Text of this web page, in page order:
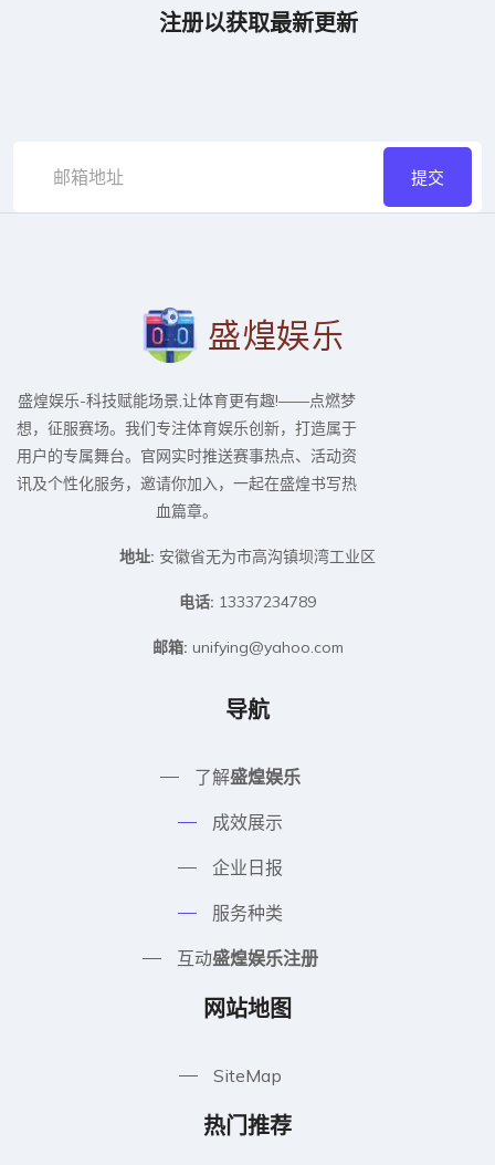
注册以获取最新更新
提交
盛煌娱乐-科技赋能场景,让体育更有趣!——点燃梦
想，征服赛场。我们专注体育娱乐创新，打造属于
用户的专属舞台。官网实时推送赛事热点、活动资
讯及个性化服务，邀请你加入，一起在盛煌书写热
血篇章。
地址: 安徽省无为市高沟镇坝湾工业区
电话: 13337234789
邮箱: unifying@yahoo.com
导航
了解盛煌娱乐
成效展示
企业日报
服务种类
互动盛煌娱乐注册
网站地图
SiteMap
热门推荐